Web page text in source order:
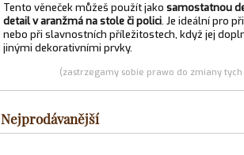
Tento věneček můžeš použít jako samostatnou
detail v aranžmá na stole či polici. Je ideální pro
nebo při slavnostních příležitostech, když jej
jinými dekorativními prvky.
(zastrzegamy sobie prawo do zmiany
Nejprodávanější